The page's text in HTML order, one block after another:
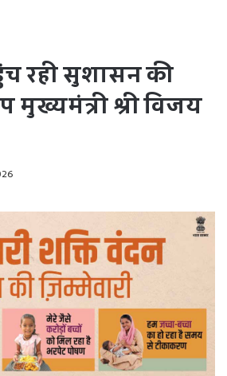
रही सुशासन की
मुख्यमंत्री श्री विजय